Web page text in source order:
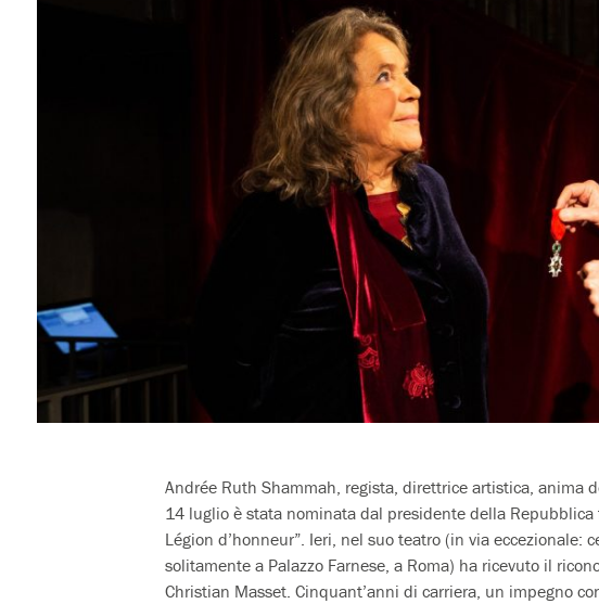
Andrée Ruth Shammah, regista, direttrice artistica, anima
14 luglio è stata nominata dal presidente della Repubblica
Légion d’honneur”. Ieri, nel suo teatro (in via eccezionale:
solitamente a Palazzo Farnese, a Roma) ha ricevuto il
Christian Masset. Cinquant’anni di carriera, un impegno